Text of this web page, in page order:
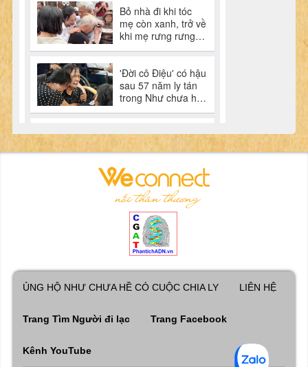
ỦNG HỘ NHƯ CHƯA HỀ CÓ CUỘC CHIA LY LIÊN HỆ
Trang Tìm Người đi lạc Trang Facebook
Kênh YouTube